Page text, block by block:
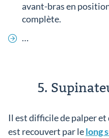
avant-bras en
complète.
…
5.
Il est difficile de palper
est recouvert par lelong